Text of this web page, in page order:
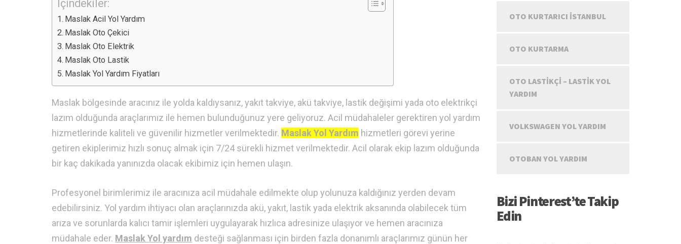
İçindekiler:
Maslak Acil Yol Yardım
Maslak Oto Çekici
Maslak Oto Elektrik
Maslak Oto Lastik
Maslak Yol Yardım Fiyatları
Maslak bölgesinde aracınız ile yolda kaldıysanız, yakıt takviye, akü takviye, lastik değişimi yada oto elektrikçi
lazım olduğunda araçlarımız ile hemen bulunduğunuz yere geliyoruz. Acil müdahaleler gerektiren yol yardım
hizmetlerinde kaliteli ve güvenilir hizmetler verilmektedir. Maslak Yol Yardım hizmetleri görevi yerine
getiren ekiplerimiz hızlı sonuç almak için 7/24 sürekli hizmet verilmektedir. Acil olarak ekip lazım olduğunda
bir kaç dakikada yanınızda olacak ekibimiz için hemen ulaşın.
Profesyonel birimlerimiz ile aracınıza acil müdahale edilmekte olup yolunuza kaldığınız yerden devam
edebilirsiniz. Yol yardım ihtiyacı olan araçlarınızda akü, yakıt, lastik yada elektrik aksanında olabilecek tüm
arıza ve sorunlarda kalıcı tamir işlemleri uygulayarak hızlıca adresinize ulaşıyor ve hemen aracınıza
müdahale eder. Maslak Yol yardım desteği sağlanması için birden fazla donanımlı araçlarımız günün her
OTO KURTARICI İSTANBUL
OTO KURTARMA
OTO LASTIKÇI – LASTIK YOL
YARDIM
VOLKSWAGEN YOL YARDIM
OTOBAN YOL YARDIM
Bizi Pinterest’te Takip
Edin